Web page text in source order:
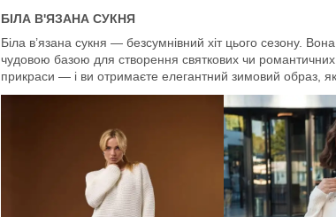
БІЛА В'ЯЗАНА СУКНЯ
Біла в’язана сукня — безсумнівний хіт цього сезону.
чудовою базою для створення святкових чи романтичних
прикраси — і ви отримаєте елегантний зимовий образ,